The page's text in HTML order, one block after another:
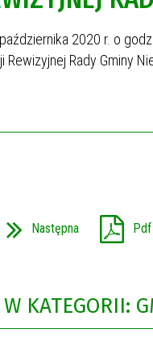
2020 r. o
Rady Gminy
Następna Pdf
KATEGORII: